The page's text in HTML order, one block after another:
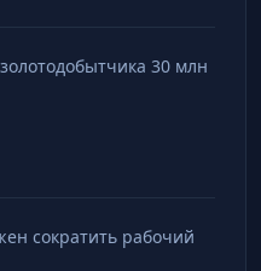
30 млн
сократить рабочий